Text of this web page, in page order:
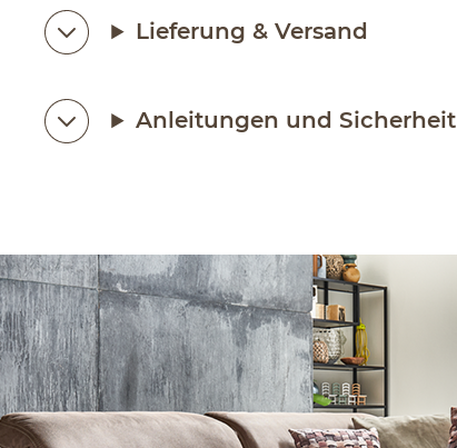
Lieferung & Versand
Anleitungen und Sicherheit